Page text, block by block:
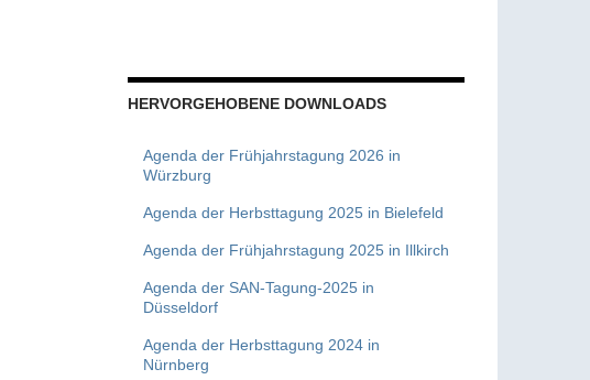
HERVORGEHOBENE DOWNLOADS
Agenda der Frühjahrstagung 2026 in
Würzburg
Agenda der Herbsttagung 2025 in Bielefeld
Agenda der Frühjahrstagung 2025 in Illkirch
Agenda der SAN-Tagung-2025 in
Düsseldorf
Agenda der Herbsttagung 2024 in
Nürnberg